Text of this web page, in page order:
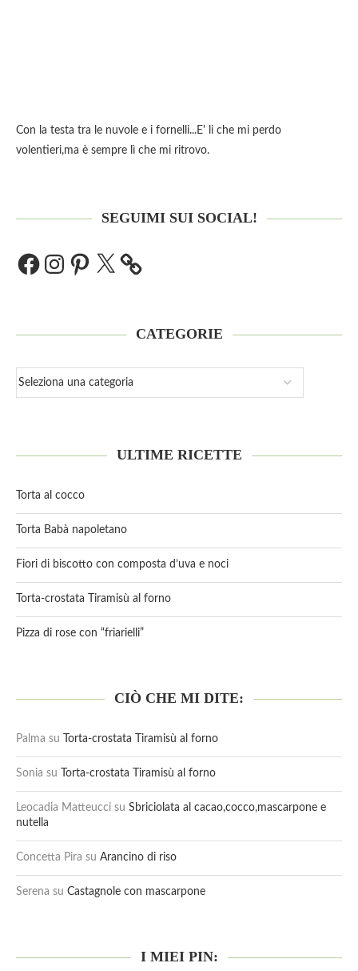
Con la testa tra le nuvole e i fornelli...E' li che mi perdo
volentieri,ma è sempre lì che mi ritrovo.
SEGUIMI SUI SOCIAL!
CATEGORIE
ULTIME RICETTE
Torta al cocco
Torta Babà napoletano
Fiori di biscotto con composta d’uva e noci
Torta-crostata Tiramisù al forno
Pizza di rose con “friarielli”
CIÒ CHE MI DITE:
Palma su Torta-crostata Tiramisù al forno
Sonia su Torta-crostata Tiramisù al forno
Leocadia Matteucci su Sbriciolata al cacao,cocco,mascarpone e
nutella
Concetta Pira su Arancino di riso
Serena su Castagnole con mascarpone
I MIEI PIN: